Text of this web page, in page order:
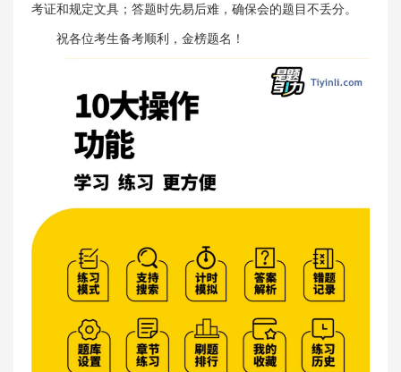
考证和规定文具；答题时先易后难，确保会的题目不丢分。
祝各位考生备考顺利，金榜题名！